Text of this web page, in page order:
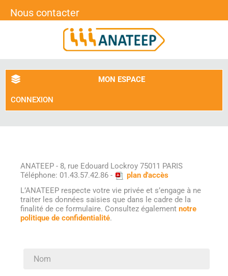
MON ESPACE
CONNEXION
ANATEEP - 8, rue Edouard Lockroy 75011 PARIS
Téléphone: 01.43.57.42.86 -
plan d'accès
L’ANATEEP respecte votre vie privée et s’engage à ne
traiter les données saisies que dans le cadre de la
finalité de ce formulaire. Consultez également notre
politique de confidentialité.
Nous contacter